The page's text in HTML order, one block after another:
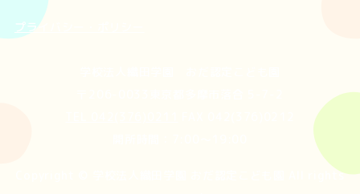
プライバシー・ポリシー
Copyright © 学校法人織田学園 おだ認定こども園 All rights